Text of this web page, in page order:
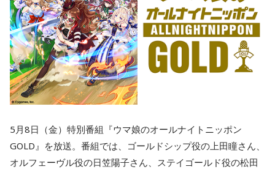
5月8日（金）特別番組『ウマ娘のオールナイトニッポン
GOLD』を放送。番組では、ゴールドシップ役の上田瞳さん、
オルフェーヴル役の日笠陽子さん、ステイゴールド役の松田